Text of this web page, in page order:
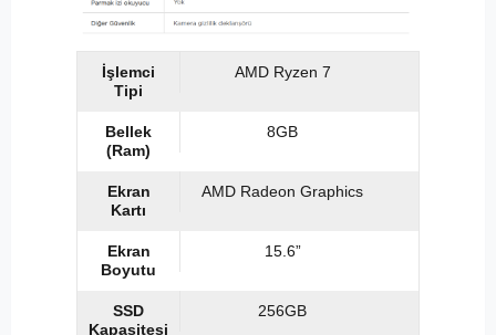
İşlemci
Tipi
AMD Ryzen 7
Bellek
(Ram)
8GB
Ekran
Kartı
AMD Radeon Graphics
Ekran
Boyutu
15.6”
SSD
Kapasitesi
256GB